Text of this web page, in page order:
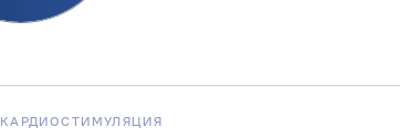
КАРДИОСТИМУЛЯЦИЯ